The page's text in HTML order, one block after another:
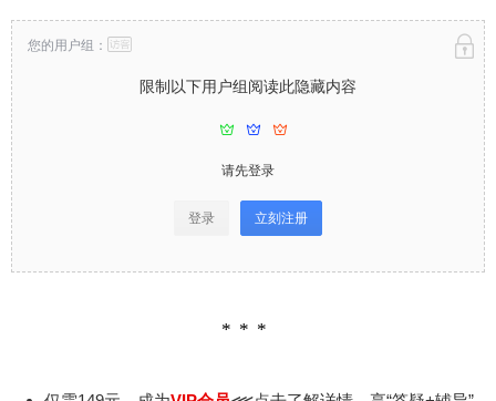
限制以下用户组阅读此隐藏内容
请先登录
登录 立刻注册
您的用户组：